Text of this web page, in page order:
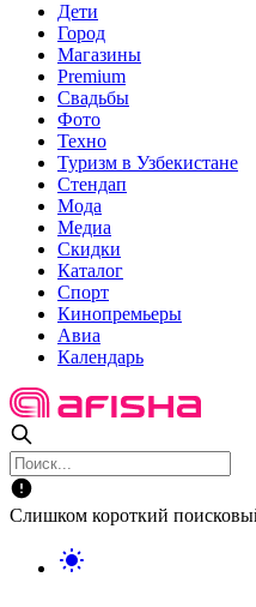
Дети
Город
Магазины
Premium
Свадьбы
Фото
Техно
Туризм в Узбекистане
Стендап
Мода
Медиа
Скидки
Каталог
Спорт
Кинопремьеры
Авиа
Календарь
Слишком короткий